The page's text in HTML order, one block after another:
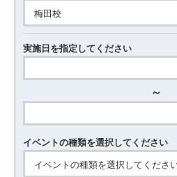
梅田校
実施日を指定してください
～
イベントの種類を選択してください
イベントの種類を選択してくださ